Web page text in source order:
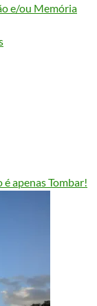
e/ou Memória
apenas Tombar!